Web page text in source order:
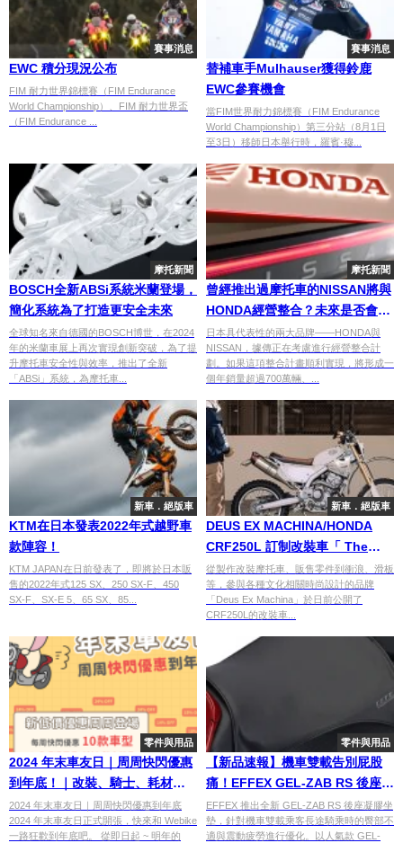
賽事消息
EWC 積分現況公布
FIM 耐力世界錦標賽（FIM Endurance
World Championship）、FIM 耐力世界盃
（FIM Endurance ...
賽事消息
替補車手Mulhauser獲得鈴鹿
EWC參賽機會
當FIM世界耐力錦標賽（FIM Endurance
World Championship）第三分站（8月1日
至3日）移師日本舉行時，羅賓·穆...
摩托新聞
BOSCH全新ABSi系統米蘭登場，
簡化系統為了打造更安全未來
全球知名來自德國的BOSCH博世，在2024
年的米蘭車展上再次實現創新突破，為了提
升摩托車安全性與效率，推出了全新
「ABSi」系統，為摩托車...
摩托新聞
曾經推出過摩托車的NISSAN將與
HONDA經營整合？未來是否會影
響摩托車產業？
日本具代表性的兩大品牌——HONDA與
NISSAN，據傳正在考慮進行經營整合計
劃。如果這項整合計畫順利實現，將形成一
個年銷量超過700萬輛、...
新車．絕版車
KTM在日本發表2022年式越野車
款陣容！
KTM JAPAN在日前發表了，即將於日本販
售的2022年式125 SX、250 SX-F、450
SX-F、SX-E 5、65 SX、85...
新車．絕版車
DEUS EX MACHINA/HONDA
CRF250L 訂制改裝車「 The
Preacher」大公開
從製作改裝摩托車、販售零件到衝浪、滑板
等，參與各種文化相關時尚設計的品牌
「Deus Ex Machina」於日前公開了
CRF250L的改裝車...
零件與用品
2024 年末車友日｜周周快閃優惠
到年底！｜改裝、騎士、耗材新
低價推薦
2024 年末車友日｜周周快閃優惠到年底
2024 年末車友日正式開張，快來和 Webike
一路狂歡到年底吧。 從即日起 ~ 明年的
零件與用品
【新品速報】機車雙載告別屁股
痛！EFFEX GEL-ZAB RS 後座凝
膠坐墊登場｜規格與售價解析
EFFEX 推出全新 GEL-ZAB RS 後座凝膠坐
墊，針對機車雙載乘客長途騎乘時的臀部不
適與震動疲勞進行優化。以人氣款 GEL-